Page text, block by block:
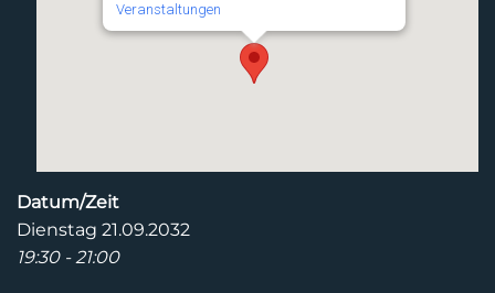
Veranstaltungen
Datum/Zeit
Dienstag 21.09.2032
19:30 - 21:00